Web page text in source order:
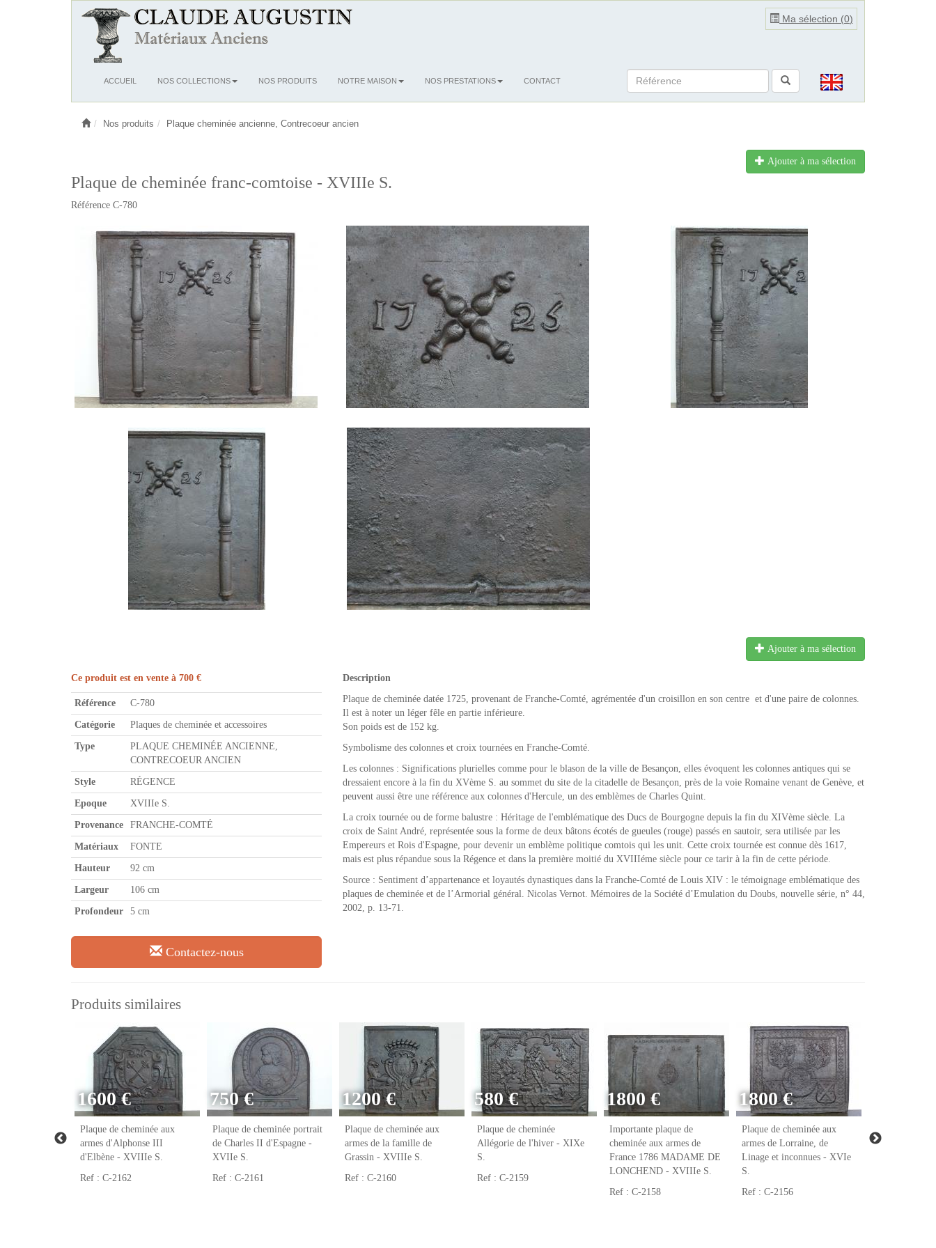
Ma sélection (0)
OuvrirACCUEIL NOS COLLECTIONS NOS PRODUITS NOTRE MAISON NOS PRESTATIONS CONTACT
Nos produits Plaque cheminée ancienne, Contrecoeur ancien
Ajouter à ma sélection
Plaque de cheminée franc-comtoise - XVIIIe S.
Référence C-780
Ajouter à ma sélection
Ce produit est en vente à 700 €
Référence C-780
Catégorie Plaques de cheminée et accessoires
Type
PLAQUE CHEMINÉE ANCIENNE,
CONTRECOEUR ANCIEN
Style RÉGENCE
Epoque XVIIIe S.
Provenance FRANCHE-COMTÉ
Matériaux FONTE
Hauteur 92 cm
Largeur 106 cm
Profondeur 5 cm
Contactez-nous
Description
Plaque de cheminée datée 1725, provenant de Franche-Comté, agrémentée d'un croisillon en son centre et d'une paire de colonnes.
Il est à noter un léger fêle en partie inférieure.
Son poids est de 152 kg.
Symbolisme des colonnes et croix tournées en Franche-Comté.
Les colonnes : Significations plurielles comme pour le blason de la ville de Besançon, elles évoquent les colonnes antiques qui se
dressaient encore à la fin du XVème S. au sommet du site de la citadelle de Besançon, près de la voie Romaine venant de Genève, et
peuvent aussi être une référence aux colonnes d'Hercule, un des emblèmes de Charles Quint.
La croix tournée ou de forme balustre : Héritage de l'emblématique des Ducs de Bourgogne depuis la fin du XIVème siècle. La
croix de Saint André, représentée sous la forme de deux bâtons écotés de gueules (rouge) passés en sautoir, sera utilisée par les
Empereurs et Rois d'Espagne, pour devenir un emblème politique comtois qui les unit. Cette croix tournée est connue dès 1617,
mais est plus répandue sous la Régence et dans la première moitié du XVIIIéme siècle pour ce tarir à la fin de cette période.
Source : Sentiment d’appartenance et loyautés dynastiques dans la Franche-Comté de Louis XIV : le témoignage emblématique des
plaques de cheminée et de l’Armorial général. Nicolas Vernot. Mémoires de la Société d’Emulation du Doubs, nouvelle série, n° 44,
2002, p. 13-71.
Produits similaires
1600 €
Plaque de cheminée aux
armes d'Alphonse III
d'Elbène - XVIIIe S.
Ref : C-2162
750 €
Plaque de cheminée portrait
de Charles II d'Espagne -
XVIIe S.
Ref : C-2161
1200 €
Plaque de cheminée aux
armes de la famille de
Grassin - XVIIIe S.
Ref : C-2160
580 €
Plaque de cheminée
Allégorie de l'hiver - XIXe
S.
Ref : C-2159
1800 €
Importante plaque de
cheminée aux armes de
France 1786 MADAME DE
LONCHEND - XVIIIe S.
Ref : C-2158
1800 €
Plaque de cheminée aux
armes de Lorraine, de
Linage et inconnues - XVIe
S.
Ref : C-2156
Plaque de
armes de